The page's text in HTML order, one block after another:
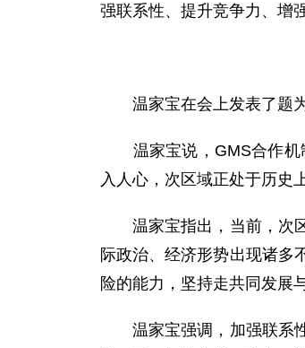
强联系性、提升竞争力、增
温家宝在会上发表了题为
温家宝说，GMS合作机制
入人心，次区域正处于历史
温家宝指出，当前，次区
际政治、经济形势出现诸多
险的能力，坚持走共同发展
温家宝强调，加强联系性